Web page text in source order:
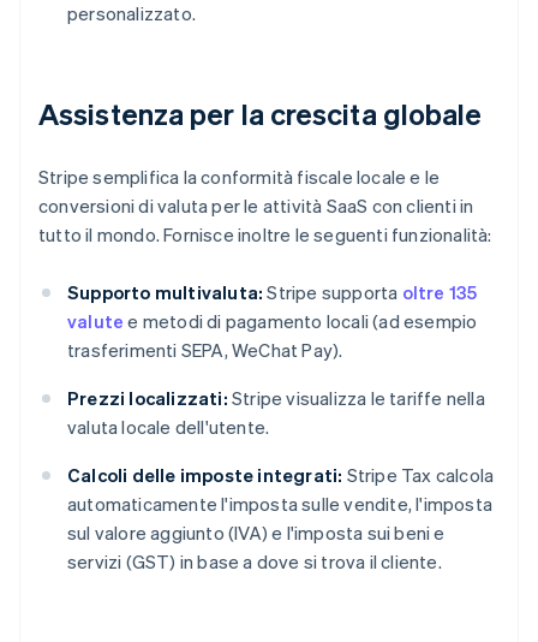
personalizzato.
Assistenza per la crescita globale
Stripe semplifica la conformità fiscale locale e le
conversioni di valuta per le attività SaaS con clienti in
tutto il mondo. Fornisce inoltre le seguenti funzionalità:
Supporto multivaluta: Stripe supporta oltre 135
valute e metodi di pagamento locali (ad esempio
trasferimenti SEPA, WeChat Pay).
Prezzi localizzati: Stripe visualizza le tariffe nella
valuta locale dell'utente.
Calcoli delle imposte integrati: Stripe Tax calcola
automaticamente l'imposta sulle vendite, l'imposta
sul valore aggiunto (IVA) e l'imposta sui beni e
servizi (GST) in base a dove si trova il cliente.